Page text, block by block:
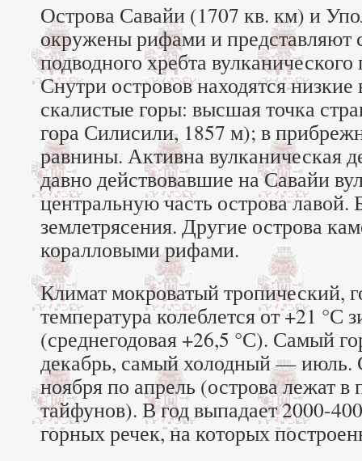
Острова Савайи (1707 кв. км) и
окружены рифами и представляют
подводного хребта
Снутри островов находятся низкие
скалистые горы: высшая точка
гора Силисили, 1857 м); в
равнины. Активна вулканическая
давно действовавшие на Савайи
центральную часть острова лавой.
землетрясения. Другие острова
коралловыми рифами.
Климат мокроватый тропический,
температура колеблется от +21 °С
(среднегодовая +26,5 °С). Самый
декабрь, самый холодный — июль.
ноября по апрель (острова лежат в
тайфунов). В год выпадает 2000-
горных речек, на которых